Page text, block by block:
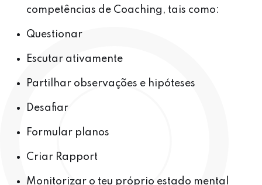
competências de Coaching, tais como:
Questionar
Escutar ativamente
Partilhar observações e hipóteses
Desafiar
Formular planos
Criar Rapport
Monitorizar o teu próprio estado mental